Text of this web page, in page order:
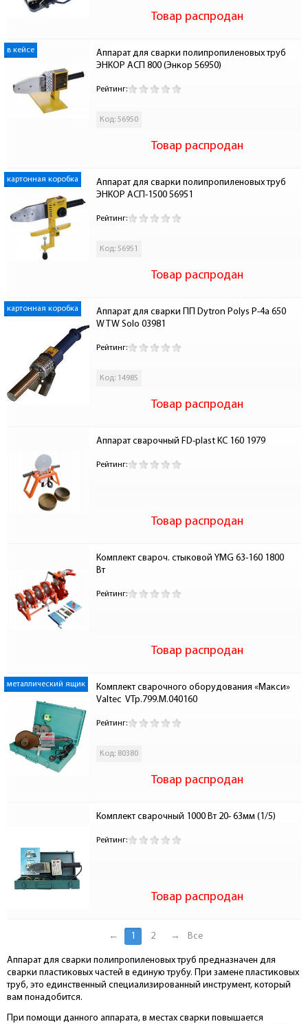
Товар распродан
в кейсе
Аппарат для сварки полипропиленовых труб
ЭНКОР АСП 800 (Энкор 56950)
Рейтинг:
Код: 56950
Товар распродан
картонная коробка
Аппарат для сварки полипропиленовых труб
ЭНКОР АСП-1500 56951
Рейтинг:
Код: 56951
Товар распродан
картонная коробка
Аппарат для сварки ПП Dytron Polys P-4a 650
W TW Solo 03981
Рейтинг:
Код: 14985
Товар распродан
Аппарат сварочный FD-plast КС 160 1979
Рейтинг:
Товар распродан
Комплект свароч. стыковой YMG 63-160 1800
Вт
Рейтинг:
Товар распродан
металлический ящик
Комплект сварочного оборудования «Макси»
Valtec  VTp.799.M.040160
Рейтинг:
Код: 80380
Товар распродан
Комплект сварочный 1000 Вт 20- 63мм (1/5)
Рейтинг:
Товар распродан
← 1 2 → Все
Аппарат для сварки полипропиленовых труб предназначен для
сварки пластиковых частей в единую трубу. При замене пластиковых
труб, это единственный специализированный инструмент, который
вам понадобится.
При помощи данного аппарата, в местах сварки повышается